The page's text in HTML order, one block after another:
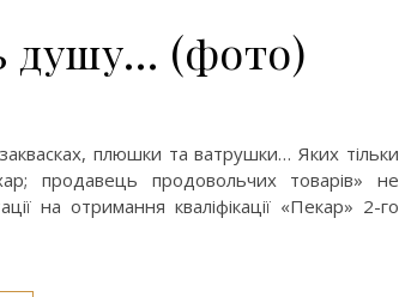
душу… (фото)
плюшки та ватрушки… Яких тільки
продавець продовольчих товарів» не
на отримання кваліфікації «Пекар» 2-го